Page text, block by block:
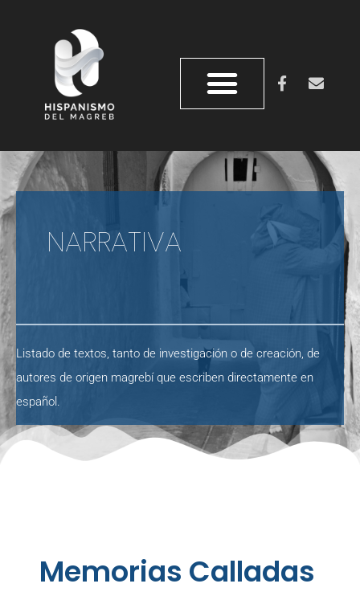
NARRATIVA
Listado de textos, tanto de investigación o de creación, de
autores de origen magrebí que escriben directamente en
español.
Memorias Calladas